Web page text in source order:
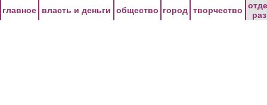
главное власть и деньги общество город творчество